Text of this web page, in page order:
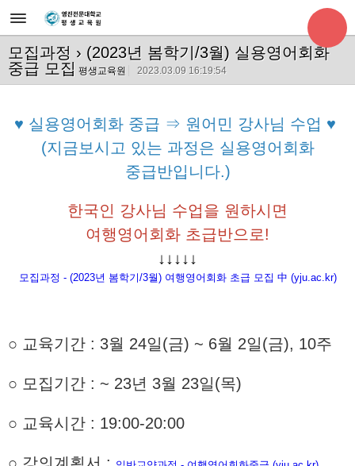
모집과정 › (2023년 봄학기/3월) 실용영어회화
중급 모집 평생교육원 2023.03.09 16:19:54
♥ 실용영어회화 중급 ⇒ 원어민 강사님 수업 ♥
(지금보시고 있는 과정은 실용영어회화
중급반입니다.)
한국인 강사님 수업을 원하시면
여행영어회화 초급반으로!
↓↓↓↓↓
모집과정 - (2023년 봄학기/3월) 여행영어회화 초급 모집 中 (yju.ac.kr)
○ 교육기간 : 3월 24일(금) ~ 6월 2일(금), 10주
○ 모집기간 : ~ 23년 3월 23일(목)
○ 교육시간 : 19:00-20:00